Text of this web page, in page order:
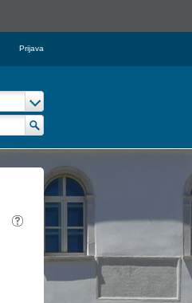
Prijava